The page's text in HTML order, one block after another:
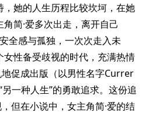
，她的人生历程比较坎坷，在她
简·爱多次出走，离开自己
全感与孤独，一次次走入未
性备受歧视的时代，充满热情
促成出版（以男性名字Currer
一种人生”的勇敢追求。这份追
但在小说中，女主角简·爱的结